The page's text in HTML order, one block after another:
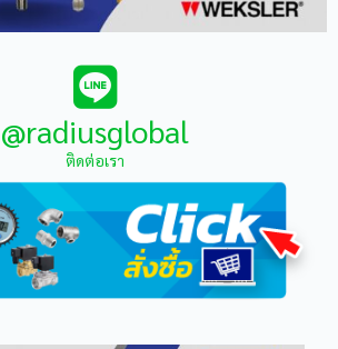
@radiusglobal
ติดต่อเรา